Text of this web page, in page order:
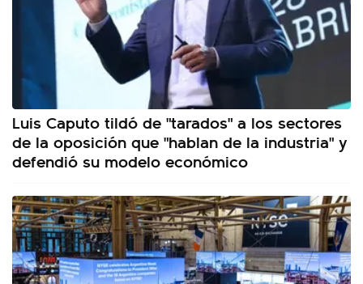
Luis Caputo tildó de "tarados" a los sectores
de la oposición que "hablan de la industria" y
defendió su modelo económico